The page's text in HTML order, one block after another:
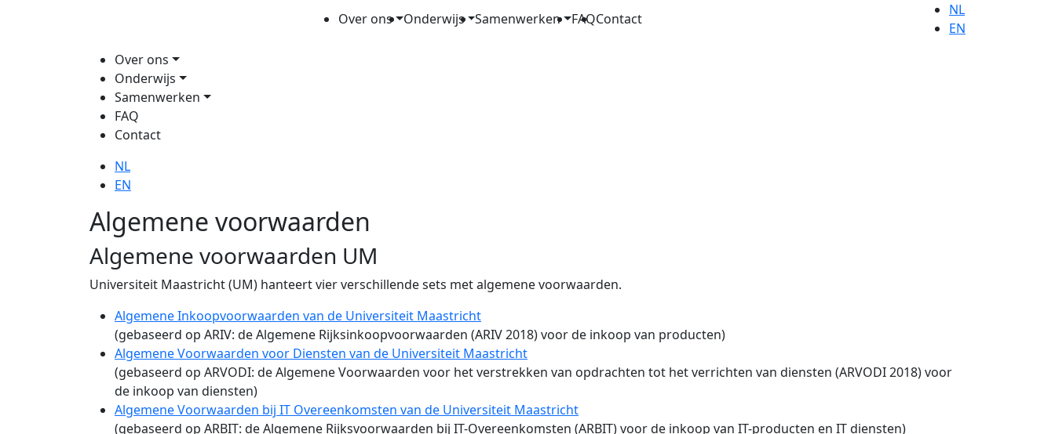
Over ons Onderwijs Samenwerken FAQContact
NL
EN
Over ons
Onderwijs
Samenwerken
FAQ
Contact
NL
EN
Algemene voorwaarden
Algemene voorwaarden UM
Universiteit Maastricht (UM) hanteert vier verschillende sets met algemene voorwaarden.
Algemene Inkoopvoorwaarden van de Universiteit Maastricht
(gebaseerd op ARIV: de Algemene Rijksinkoopvoorwaarden (ARIV 2018) voor de inkoop van producten)
Algemene Voorwaarden voor Diensten van de Universiteit Maastricht
(gebaseerd op ARVODI: de Algemene Voorwaarden voor het verstrekken van opdrachten tot het verrichten van diensten (ARVODI 2018) voor
de inkoop van diensten)
Algemene Voorwaarden bij IT Overeenkomsten van de Universiteit Maastricht
(gebaseerd op ARBIT: de Algemene Rijksvoorwaarden bij IT-Overeenkomsten (ARBIT) voor de inkoop van IT-producten en IT diensten)